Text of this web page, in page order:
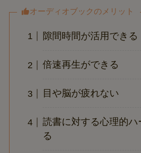
オーディオブックのメリット
隙間時間が活用できる
倍速再生ができる
目や脳が疲れない
読書に対する心理的ハ
る